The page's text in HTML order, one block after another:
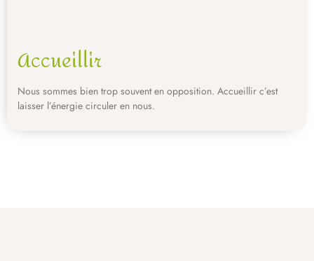
Accueillir
Nous sommes bien trop souvent en opposition. Accueillir c’est
laisser l’énergie circuler en nous.